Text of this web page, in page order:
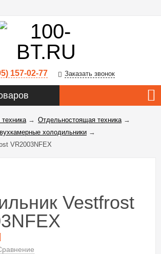
157-02-77 Заказать звонок
→ Отдельностоящая техника→
холодильники →
VR2003NFEX
Vestfrost